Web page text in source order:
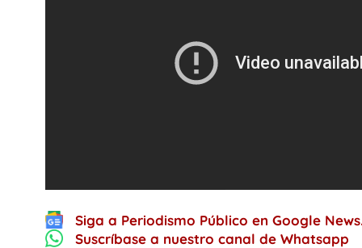
Siga a Periodismo Público en Google
Suscríbase a nuestro canal de Whatsapp